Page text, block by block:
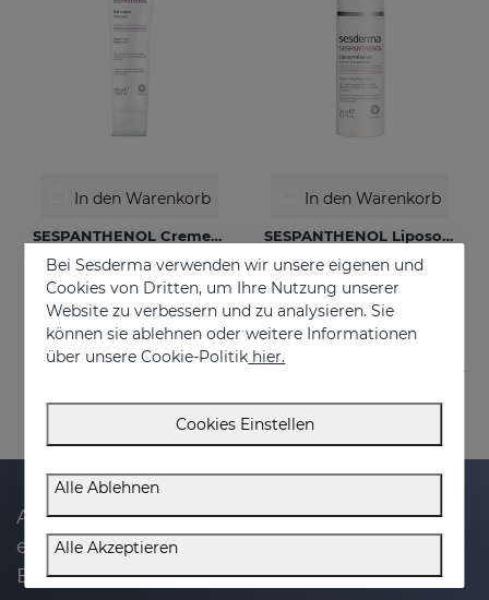
In den Warenkorb
SESPANTHENOL Cremegel 100 Ml
Liposome cream relieves itching and redness of skin irritations
In den Warenkorb
SESPANTHENOL Liposomales Serum 30 Ml
€ 44,95
Abonnieren Sie unseren Newsletter und
erhalten Sie 20% Rabatt auf Ihren nächsten
Einkauf
Bei Sesderma verwenden wir unsere eigenen und
Cookies von Dritten, um Ihre Nutzung unserer
Website zu verbessern und zu analysieren. Sie
können sie ablehnen oder weitere Informationen
über unsere Cookie-Politik hier.
Cookies Einstellen
Alle Ablehnen
Alle Akzeptieren